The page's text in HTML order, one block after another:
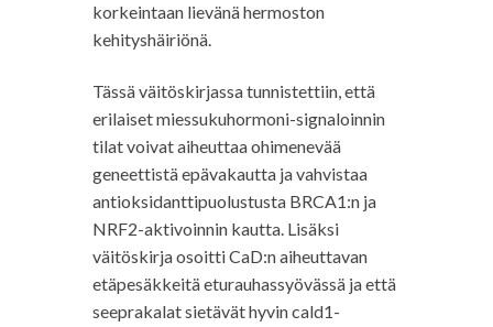
korkeintaan lievänä hermoston
kehityshäiriönä.
Tässä väitöskirjassa tunnistettiin, että
erilaiset miessukuhormoni-signaloinnin
tilat voivat aiheuttaa ohimenevää
geneettistä epävakautta ja vahvistaa
antioksidanttipuolustusta BRCA1:n ja
NRF2-aktivoinnin kautta. Lisäksi
väitöskirja osoitti CaD:n aiheuttavan
etäpesäkkeitä eturauhassyövässä ja että
seeprakalat sietävät hyvin cald1-